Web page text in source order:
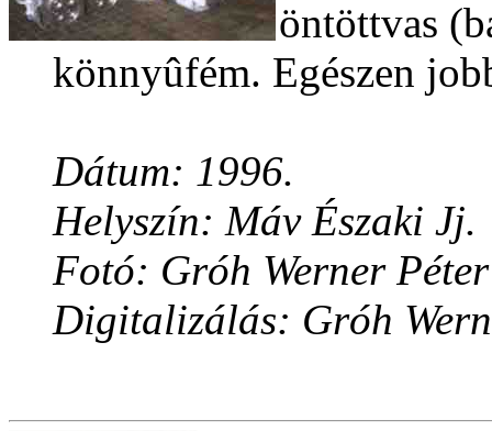
öntöttvas
könnyûfém. Egészen
Dátum: 1996.
Helyszín: Máv Északi Jj.
Fotó: Gróh Werner Péter
Digitalizálás: Gróh